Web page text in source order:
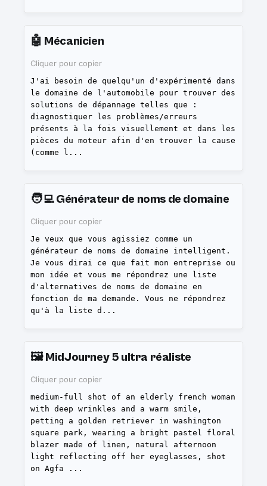
🤖 Mécanicien
Cliquer pour copier
J'ai besoin de quelqu'un d'expérimenté dans
le domaine de l'automobile pour trouver des
solutions de dépannage telles que :
diagnostiquer les problèmes/erreurs
présents à la fois visuellement et dans les
pièces du moteur afin d'en trouver la cause
(comme l ...
🧑‍💻Générateur de noms de domaine
Cliquer pour copier
Je veux que vous agissiez comme un
générateur de noms de domaine intelligent.
Je vous dirai ce que fait mon entreprise ou
mon idée et vous me répondrez une liste
d'alternatives de noms de domaine en
fonction de ma demande. Vous ne répondrez
qu'à la liste d ...
🖼️MidJourney 5 ultra réaliste
Cliquer pour copier
medium-full shot of an elderly french woman
with deep wrinkles and a warm smile,
petting a golden retriever in washington
square park, wearing a bright pastel floral
blazer made of linen, natural afternoon
light reflecting off her eyeglasses, shot
on Agfa
...